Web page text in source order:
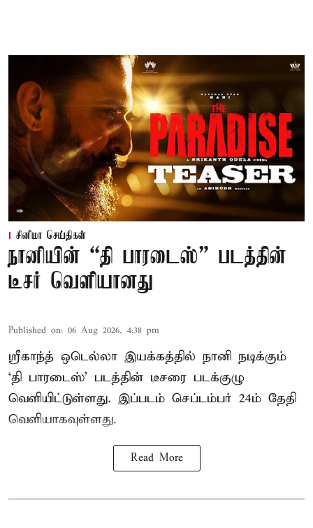
சினிமா செய்திகள்
நானியின் “தி பாரடைஸ்” படத்தின்
டீசர் வெளியானது
Published on: 06 Aug 2026, 4:38 pm
ஸ்ரீகாந்த் ஒடெல்லா இயக்கத்தில் நானி நடிக்கும்
‘தி பாரடைஸ்’ படத்தின் டீசரை படக்குழு
வெளியிட்டுள்ளது. இப்படம் செப்டம்பர் 24ம் தேதி
வெளியாகவுள்ளது.
Read More